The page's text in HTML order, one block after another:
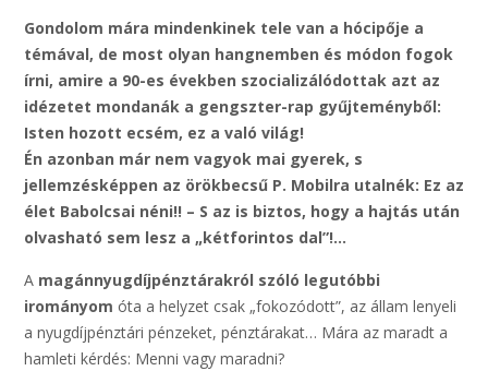
Gondolom mára mindenkinek tele van a hócipője a
témával, de most olyan hangnemben és módon fogok
írni, amire a 90-es években szocializálódottak azt az
idézetet mondanák a gengszter-rap gyűjteményből:
Isten hozott ecsém, ez a való világ!
Én azonban már nem vagyok mai gyerek, s
jellemzésképpen az örökbecsű P. Mobilra utalnék: Ez az
élet Babolcsai néni!! – S az is biztos, hogy a hajtás után
olvasható sem lesz a „kétforintos dal”!…
A magánnyugdíjpénztárakról szóló legutóbbi
irományom óta a helyzet csak „fokozódott”, az állam lenyeli
a nyugdíjpénztári pénzeket, pénztárakat… Mára az maradt a
hamleti kérdés: Menni vagy maradni?